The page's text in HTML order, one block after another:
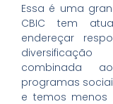
Essa é uma
CBIC tem
endereçar
combinada
programas
e temos menos